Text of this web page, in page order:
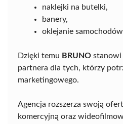
naklejki na butelki,
banery,
oklejanie
Dzięki temu BRUNO stanowi
partnera dla tych, którzy
marketingowego.
Agencja rozszerza swoją
komercyjną oraz